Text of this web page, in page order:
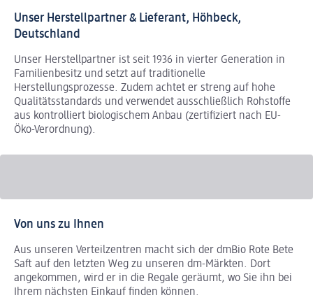
Unser Herstellpartner & Lieferant, Höhbeck,
Deutschland
Unser Herstellpartner ist seit 1936 in vierter Generation in
Familienbesitz und setzt auf traditionelle
Herstellungsprozesse. Zudem achtet er streng auf hohe
Qualitätsstandards und verwendet ausschließlich Rohstoffe
aus kontrolliert biologischem Anbau (zertifiziert nach EU-
Öko-Verordnung).
Von uns zu Ihnen
Aus unseren Verteilzentren macht sich der dmBio Rote Bete
Saft auf den letzten Weg zu unseren dm-Märkten. Dort
angekommen, wird er in die Regale geräumt, wo Sie ihn bei
Ihrem nächsten Einkauf finden können.